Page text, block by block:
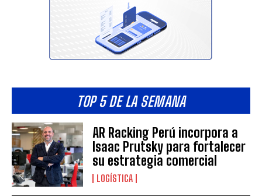
TOP 5 DE LA SEMANA
AR Racking Perú incorpora a
Isaac Prutsky para fortalecer
su estrategia comercial
LOGÍSTICA